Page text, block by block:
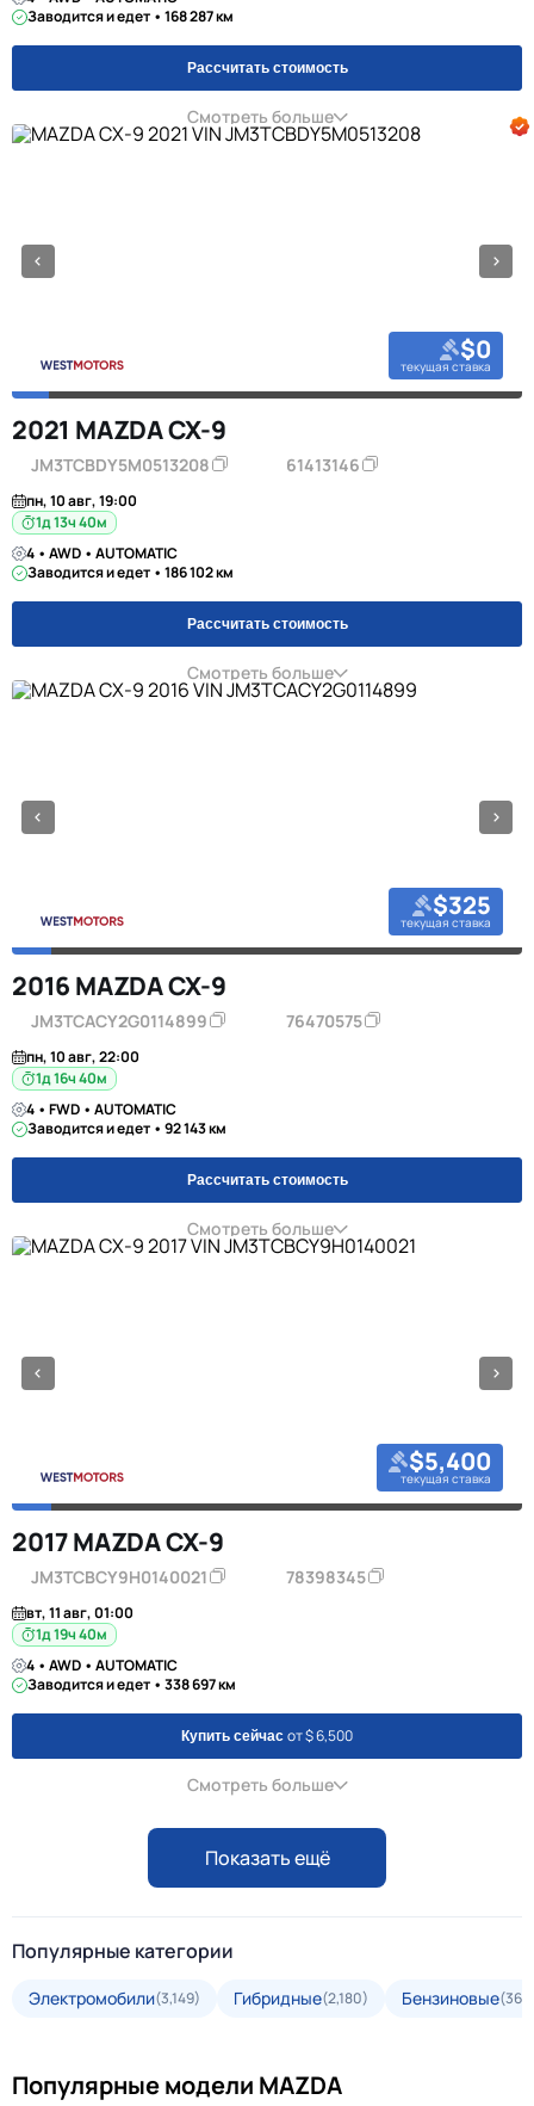
Заводится и едет • 168 287 км
Рассчитать стоимость
Смотреть больше
$0
текущая ставка
2021 MAZDA CX-9
JM3TCBDY5M0513208 61413146
пн, 10 авг, 19:00
1д 13ч 40м
4 • AWD • AUTOMATIC
Заводится и едет • 186 102 км
Рассчитать стоимость
Смотреть больше
$325
текущая ставка
2016 MAZDA CX-9
JM3TCACY2G0114899 76470575
пн, 10 авг, 22:00
1д 16ч 40м
4 • FWD • AUTOMATIC
Заводится и едет • 92 143 км
Рассчитать стоимость
Смотреть больше
$5,400
текущая ставка
2017 MAZDA CX-9
JM3TCBCY9H0140021 78398345
вт, 11 авг, 01:00
1д 19ч 40м
4 • AWD • AUTOMATIC
Заводится и едет • 338 697 км
Купить сейчас от $ 6,500
Смотреть больше
Показать ещё
Популярные категории
Электромобили(3,149) Гибридные(2,180) Бензиновые
Популярные модели MAZDA